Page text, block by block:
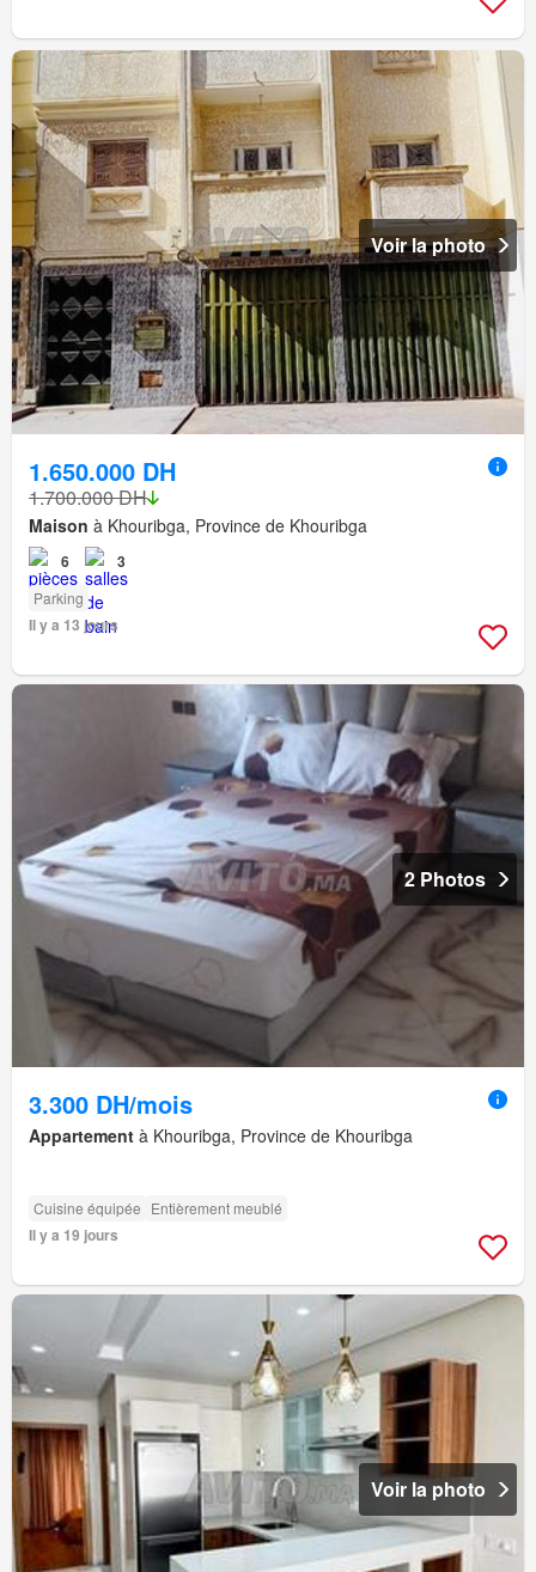
Voir la photo
1.650.000 DH
1.700.000 DH
Maison à Khouribga, Province de Khouribga
6 3
Parking
Il y a 13 jours
2 Photos
3.300 DH/mois
Appartement à Khouribga, Province de Khouribga
Cuisine équipée Entièrement meublé
Il y a 19 jours
Voir la photo